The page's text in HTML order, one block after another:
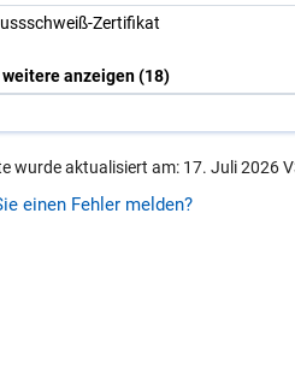
Zer­ti­fi­kat
weitere anzeigen(18)
wurde aktualisiert am: 17. Juli 2026
einen Fehler melden?